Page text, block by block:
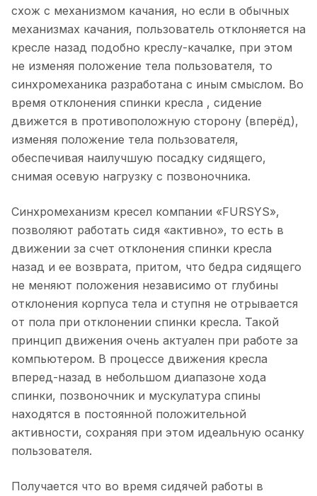
схож с механизмом качания, но если в обычных
механизмах качания, пользователь отклоняется на
кресле назад подобно креслу-качалке, при этом
не изменяя положение тела пользователя, то
синхромеханика разработана с иным смыслом. Во
время отклонения спинки кресла , сидение
движется в противоположную сторону (вперёд),
изменяя положение тела пользователя,
обеспечивая наилучшую посадку сидящего,
снимая осевую нагрузку с позвоночника.
Синхромеханизм кресел компании «FURSYS»,
позволяют работать сидя «активно», то есть в
движении за счет отклонения спинки кресла
назад и ее возврата, притом, что бедра сидящего
не меняют положения независимо от глубины
отклонения корпуса тела и ступня не отрывается
от пола при отклонении спинки кресла. Такой
принцип движения очень актуален при работе за
компьютером. В процессе движения кресла
вперед-назад в небольшом диапазоне хода
спинки, позвоночник и мускулатура спины
находятся в постоянной положительной
активности, сохраняя при этом идеальную осанку
пользователя.
Получается что во время сидячей работы в